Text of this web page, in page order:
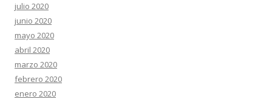
julio 2020
junio 2020
mayo 2020
abril 2020
marzo 2020
febrero 2020
enero 2020